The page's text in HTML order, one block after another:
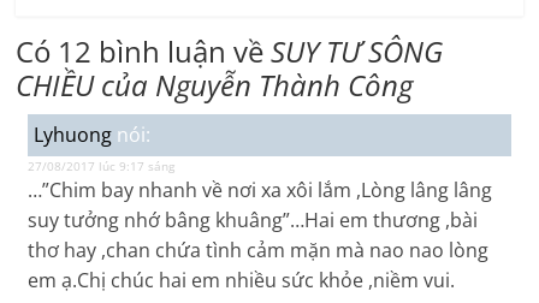
Có 12 bình luận vềSUY TƯ SÔNG
CHIỀU của Nguyễn Thành Công
Lyhuong nói:
27/08/2017 lúc 9:17 sáng
…”Chim bay nhanh về nơi xa xôi lắm ,Lòng lâng lâng
suy tưởng nhớ bâng khuâng”…Hai em thương ,bài
thơ hay ,chan chứa tình cảm mặn mà nao nao lòng
em ạ.Chị chúc hai em nhiều sức khỏe ,niềm vui.